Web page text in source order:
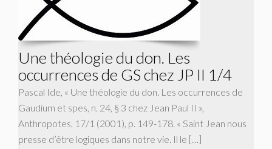
Une théologie du don. Les
occurrences de GS chez JP II 1/4
Pascal Ide, « Une théologie du don. Les occurrences de
Gaudium et spes, n. 24, § 3 chez Jean Paul II »,
Anthropotes, 17/1 (2001), p. 149-178. « Saint Jean nous
presse d’être logiques dans notre vie. Il le […]